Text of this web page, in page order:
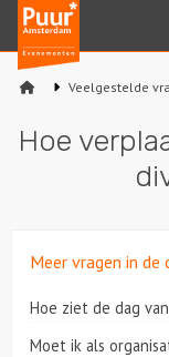
Puur*
Amsterdam
bedrijfsuitjes
Veelgestelde
Hoe
Meer vragen in
Hoe ziet de dag
Moet ik als